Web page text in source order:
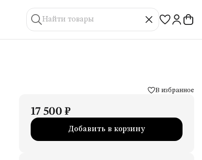
В избранное
17 500 ₽
Добавить в корзину